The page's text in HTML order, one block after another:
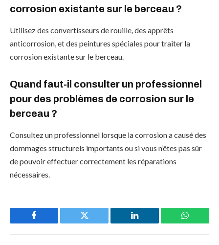
corrosion existante sur le berceau ?
Utilisez des convertisseurs de rouille, des apprêts
anticorrosion, et des peintures spéciales pour traiter la
corrosion existante sur le berceau.
Quand faut-il consulter un professionnel
pour des problèmes de corrosion sur le
berceau ?
Consultez un professionnel lorsque la corrosion a causé des
dommages structurels importants ou si vous n’êtes pas sûr
de pouvoir effectuer correctement les réparations
nécessaires.
Facebook Twitter LinkedIn